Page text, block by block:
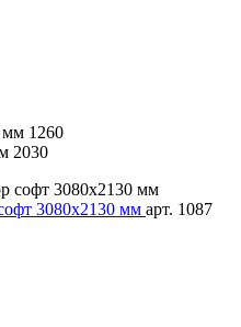
мм 1260
2030
3080х2130 мм арт. 1087